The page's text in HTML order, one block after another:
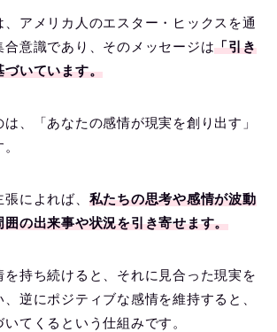
、アメリカ人のエスター・ヒックスを通
合意識であり、そのメッセージは「引き
づいています。
、「あなたの感情が現実を創り出す」
によれば、 私たちの思考や感情が波動
囲の出来事や状況を引き寄せます。
を持ち続けると、それに見合った現実を
逆にポジティブな感情を維持すると、
てくるという仕組みです。